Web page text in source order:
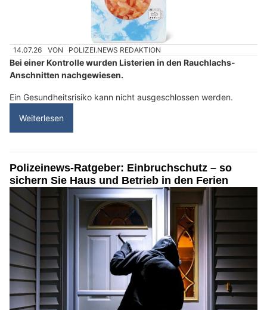
14.07.26 VON POLIZEI.NEWS REDAKTION
Bei einer Kontrolle wurden Listerien in den Rauchlachs-
Anschnitten nachgewiesen.
Ein Gesundheitsrisiko kann nicht ausgeschlossen werden.
Weiterlesen
Polizeinews-Ratgeber: Einbruchschutz – so
sichern Sie Haus und Betrieb in den Ferien